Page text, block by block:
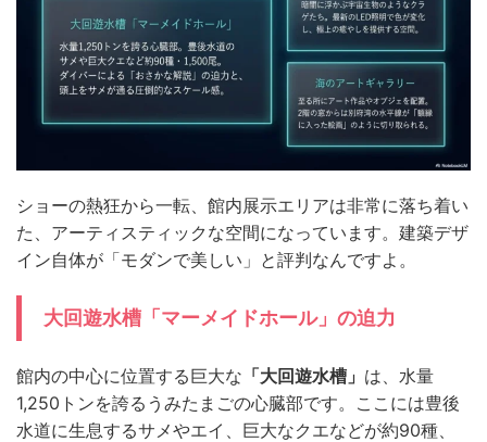
ショーの熱狂から一転、館内展示エリアは非常に落ち着い
た、アーティスティックな空間になっています。建築デザ
イン自体が「モダンで美しい」と評判なんですよ。
大回遊水槽「マーメイドホール」の迫力
館内の中心に位置する巨大な 「大回遊水槽」 は、水量
1,250トンを誇るうみたまごの心臓部です。ここには豊後
水道に生息するサメやエイ、巨大なクエなどが約90種、